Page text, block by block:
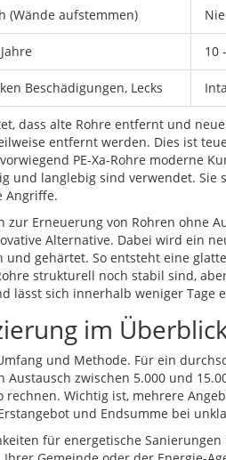
(Wände aufstemmen)
10
Beschädigungen, Lecks
dass alte Rohre entfernt und
entfernt werden. Dies ist
PE-Xa-Rohre moderne
und langlebig sind verwendet. Sie
Angriffe.
zur Erneuerung von Rohren ohne
Alternative. Dabei wird ein
gehärtet. So entsteht eine
strukturell noch stabil sind,
lässt sich innerhalb weniger Tage
im
und Methode. Für ein
zwischen 5.000 und
rechnen. Wichtig ist, mehrere
und Endsumme bei
für energetische